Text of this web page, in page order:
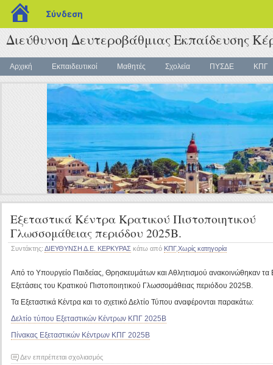
blogs.sch.gr
Σύνδεση
Διεύθυνση Δευτεροβάθμιας Εκπαίδευσης
Αρχική Εκπαιδευτικοί Μαθητές Σχολεία ΠΥΣΔΕ ΚΠΓ
Εξεταστικά Κέντρα Κρατικού Πιστοποιητικού
Γλωσσομάθειας περιόδου 2025Β.
Συντάκτης: ΔΙΕΥΘΥΝΣΗ Δ.Ε. ΚΕΡΚΥΡΑΣ κάτω από ΚΠΓ,Χωρίς κατηγορία
Από το Υπουργείο Παιδείας, Θρησκευμάτων και Αθλητισμού ανακοινώθηκαν τα
Εξετάσεις του Κρατικού Πιστοποιητικού Γλωσσομάθειας περιόδου 2025Β.
Τα Εξεταστικά Κέντρα και το σχετικό Δελτίο Τύπου αναφέρονται παρακάτω:
Δελτίο τύπου Εξεταστικών Κέντρων ΚΠΓ 2025Β
Πίνακας Εξεταστικών Κέντρων ΚΠΓ 2025Β
Δεν επιτρέπεται σχολιασμόςστο